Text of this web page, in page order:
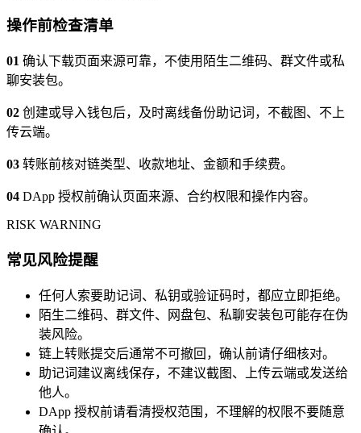
操作前检查清单
01 确认下载页面来源可靠，不使用陌生二维码、群文件或私
聊安装包。
02 创建或导入钱包后，及时离线备份助记词，不截图、不上
传云端。
03 转账前核对链类型、收款地址、金额和手续费。
04 DApp 授权前确认页面来源、合约权限和操作内容。
RISK WARNING
常见风险提醒
任何人索要助记词、私钥或验证码时，都应立即拒绝。
陌生二维码、群文件、网盘包、私聊安装包可能存在伪
装风险。
链上转账提交后通常不可撤回，确认前请仔细核对。
助记词建议离线保存，不建议截图、上传云端或发送给
他人。
DApp 授权前请看清授权范围，不理解的权限不要随意